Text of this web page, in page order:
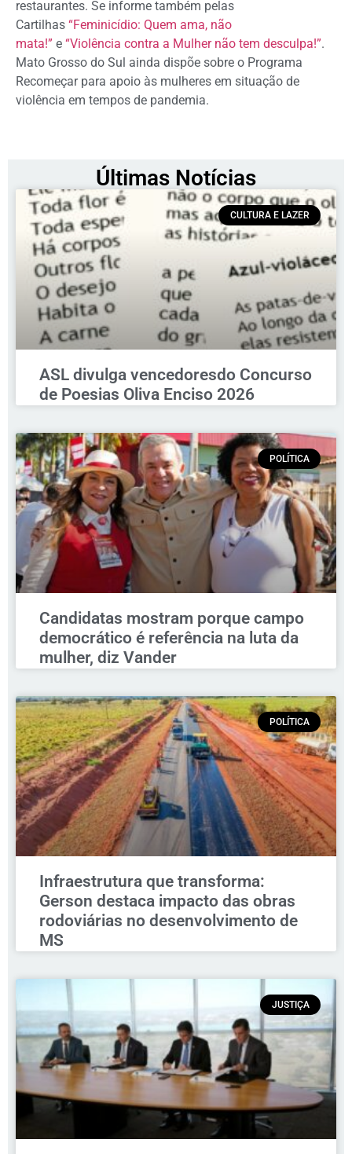
restaurantes. Se informe também pelas
Cartilhas “Feminicídio: Quem ama, não
mata!” e “Violência contra a Mulher não tem desculpa!”.
Mato Grosso do Sul ainda dispõe sobre o Programa
Recomeçar para apoio às mulheres em situação de
violência em tempos de pandemia.
Últimas Notícias
CULTURA E LAZER
ASL divulga vencedoresdo Concurso
de Poesias Oliva Enciso 2026
POLÍTICA
Candidatas mostram porque campo
democrático é referência na luta da
mulher, diz Vander
POLÍTICA
Infraestrutura que transforma:
Gerson destaca impacto das obras
rodoviárias no desenvolvimento de
MS
JUSTIÇA